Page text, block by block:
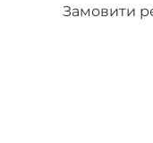
Замовити